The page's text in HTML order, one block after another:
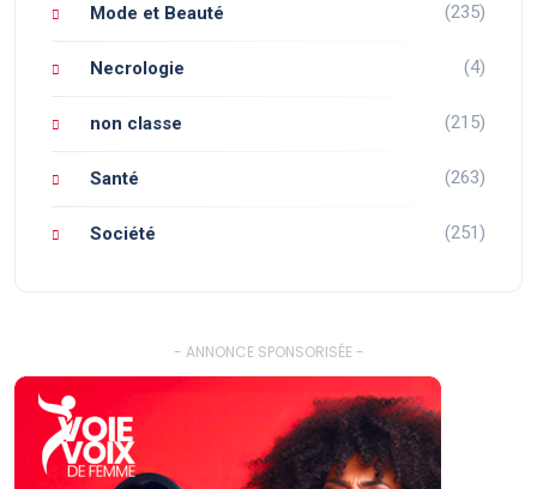
Mode et Beauté (235)
Necrologie (4)
non classe (215)
Santé (263)
Société (251)
- ANNONCE SPONSORISÉE -